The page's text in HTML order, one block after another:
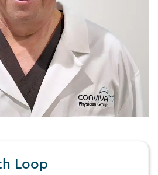
Loop